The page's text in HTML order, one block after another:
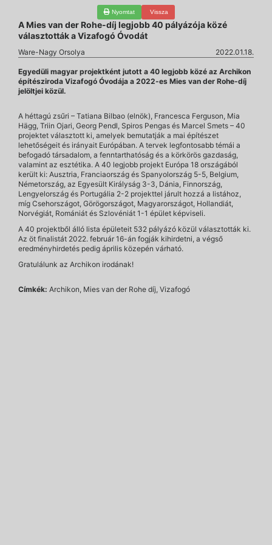
Nyomtat Vissza
A Mies van der Rohe-díj legjobb 40 pályázója közé
választották a Vizafogó Óvodát
Ware-Nagy Orsolya 2022.01.18.
Egyedüli magyar projektként jutott a 40 legjobb közé az Archikon
építésziroda Vizafogó Óvodája a 2022-es Mies van der Rohe-díj
jelöltjei közül.
A héttagú zsűri – Tatiana Bilbao (elnök), Francesca Ferguson, Mia
Hägg, Triin Ojari, Georg Pendl, Spiros Pengas és Marcel Smets – 40
projektet választott ki, amelyek bemutatják a mai építészet
lehetőségeit és irányait Európában. A tervek legfontosabb témái a
befogadó társadalom, a fenntarthatóság és a körkörös gazdaság,
valamint az esztétika. A 40 legjobb projekt Európa 18 országából
került ki: Ausztria, Franciaország és Spanyolország 5-5, Belgium,
Németország, az Egyesült Királyság 3-3, Dánia, Finnország,
Lengyelország és Portugália 2-2 projekttel járult hozzá a listához,
míg Csehországot, Görögországot, Magyarországot, Hollandiát,
Norvégiát, Romániát és Szlovéniát 1-1 épület képviseli.
A 40 projektből álló lista épületeit 532 pályázó közül választották ki.
Az öt finalistát 2022. február 16-án fogják kihirdetni, a végső
eredményhirdetés pedig április közepén várható.
Gratulálunk az Archikon irodának!
Címkék: Archikon, Mies van der Rohe díj, Vizafogó